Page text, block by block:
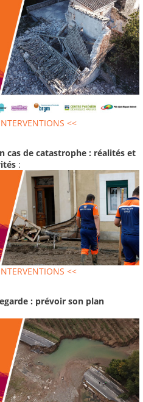
<<
cas de catastrophe : réalités et
:
<<
: prévoir son plan